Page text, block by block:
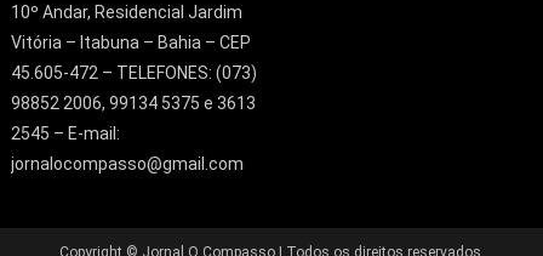
10º Andar, Residencial Jardim
Vitória – Itabuna – Bahia – CEP
45.605-472 – TELEFONES: (073)
98852 2006, 99134 5375 e 3613
2545 – E-mail:
jornalocompasso@gmail.com
Copyright © Jornal O Compasso | Todos os direitos reservados.